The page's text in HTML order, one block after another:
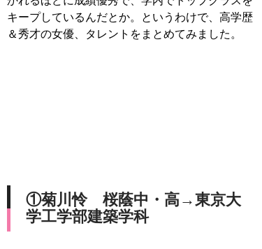
キープしているんだとか。というわけで、高学歴
＆秀才の女優、タレントをまとめてみました。
①菊川怜 桜蔭中・高→東京大
学工学部建築学科